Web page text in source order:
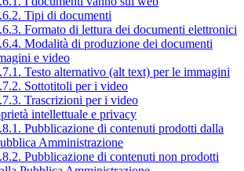
Tipi di documenti
Formato di lettura dei documenti elettronici
Modalità di produzione dei documenti
e video
Testo alternativo (alt text) per le immagini
Sottotitoli per i video
Trascrizioni per i video
intellettuale e privacy
Pubblicazione di contenuti prodotti dalla
Amministrazione
Pubblicazione di contenuti non prodotti